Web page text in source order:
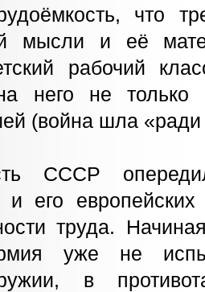
что
мысли и её
рабочий
него не только
(война шла
СССР
и его
труда.
уже не
в